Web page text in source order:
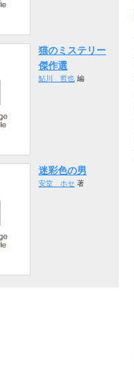
猫のミステリー
傑作選
鮎川 哲也 編
迷彩色の男
安堂 ホセ 著